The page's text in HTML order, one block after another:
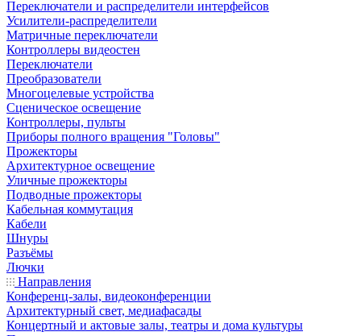
Переключатели и распределители интерфейсов
Усилители-распределители
Матричные переключатели
Контроллеры видеостен
Переключатели
Преобразователи
Многоцелевые устройства
Сценическое освещение
Контроллеры, пульты
Приборы полного вращения "Головы"
Прожекторы
Архитектурное освещение
Уличные прожекторы
Подводные прожекторы
Кабельная коммутация
Кабели
Шнуры
Разъёмы
Лючки
Направления
Конференц-залы, видеоконференции
Архитектурный свет, медиафасады
Концертный и актовые залы, театры и дома культуры